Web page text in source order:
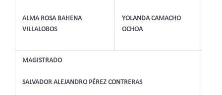
ALMA ROSA BAHENA
VILLALOBOS
YOLANDA CAMACHO
OCHOA
MAGISTRADO
SALVADOR ALEJANDRO PÉREZ CONTRERAS